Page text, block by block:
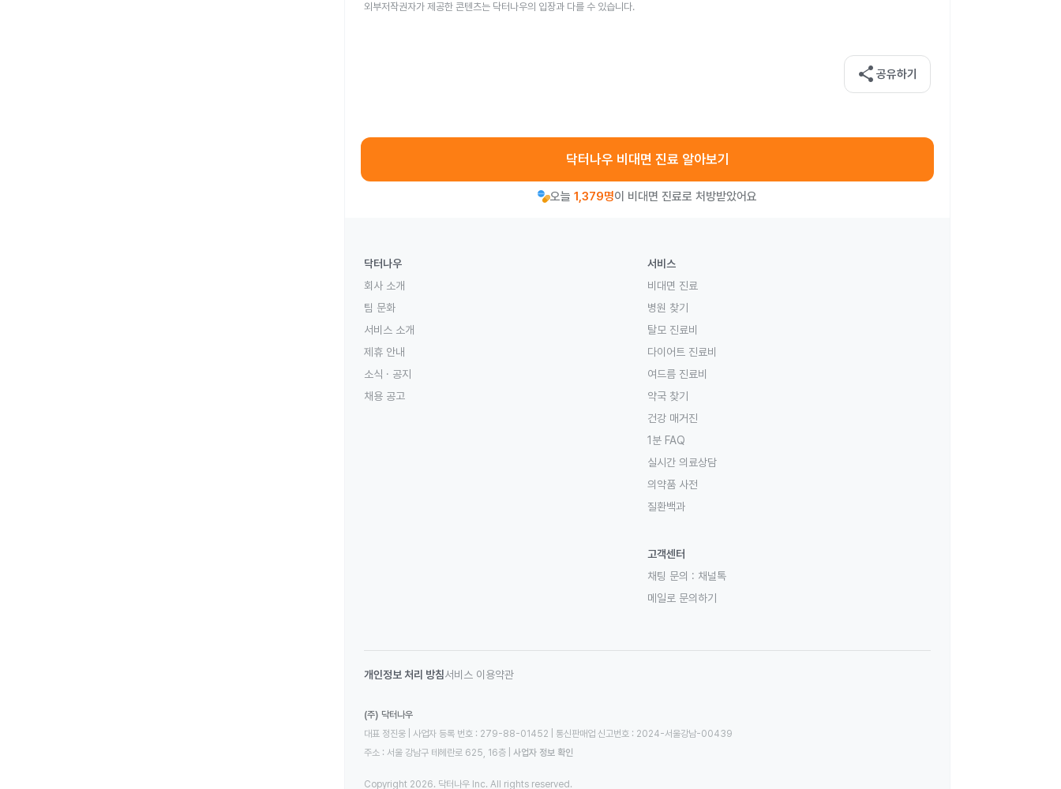
외부저작권자가 제공한 콘텐츠는 닥터나우의 입장과 다를 수 있습니다.
share 공유하기
닥터나우 비대면 진료 알아보기
오늘 1,379명이 비대면 진료로 처방받았어요
닥터나우
회사 소개
팀 문화
서비스 소개
제휴 안내
소식 · 공지
채용 공고
서비스
비대면 진료
병원 찾기
탈모 진료비
다이어트 진료비
여드름 진료비
약국 찾기
건강 매거진
1분 FAQ
실시간 의료상담
의약품 사전
질환백과
고객센터
채팅 문의 : 채널톡
메일로 문의하기
개인정보 처리 방침서비스 이용약관
(주) 닥터나우
대표 정진웅 | 사업자 등록 번호 : 279-88-01452 | 통신판매업 신고번호 : 2024-서울강남-00439
주소 : 서울 강남구 테헤란로 625, 16층
사업자 정보 확인
Copyright 2026. 닥터나우 Inc. All rights reserved.